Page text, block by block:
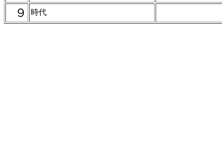
９ 時代